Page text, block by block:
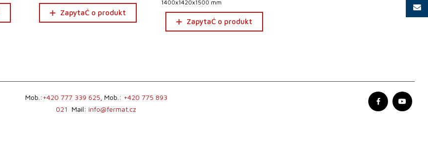
ZapytaĆ o produkt
1400x1420x1500 mm
ZapytaĆ o produkt
Mob.:+420 777 339 625 , Mob.: +420 775 893
021 Mail: info@fermat.cz